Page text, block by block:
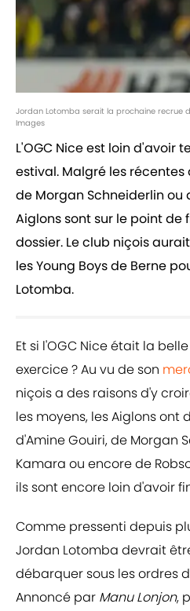
Jordan Lotomba serait la prochaine recrue
Images
L'OGC Nice est loin d'avoir
estival. Malgré les récentes
de Morgan Schneiderlin ou
Aiglons sont sur le point de
dossier. Le club niçois
les Young Boys de Berne
Lotomba.
Et si l'OGC Nice était la
exercice ? Au vu de son
niçois a des raisons d'y
les moyens, les Aiglons ont
d'Amine Gouiri, de Morgan
Kamara ou encore de
ils sont encore loin d'avoir
Comme pressenti depuis
Jordan Lotomba devrait
débarquer sous les ordres
Annoncé par Manu Lonjon,